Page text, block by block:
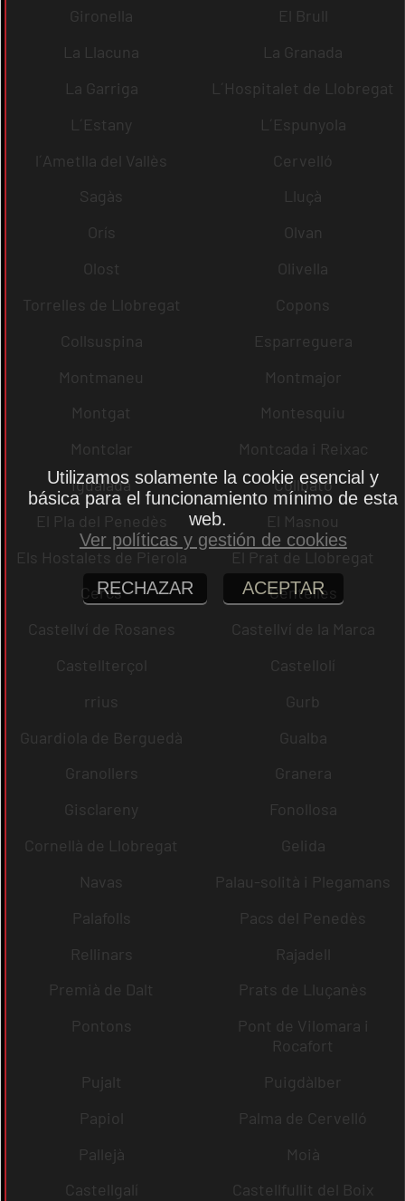
Gironella
El Brull
La Llacuna
La Granada
La Garriga
L´Hospitalet de Llobregat
L´Estany
L´Espunyola
l´Ametlla del Vallès
Cervelló
Sagàs
Lluçà
Orís
Olvan
Olost
Olivella
Torrelles de Llobregat
Copons
Collsuspina
Esparreguera
Montmaneu
Montmajor
Montgat
Montesquiu
Montclar
Montcada i Reixac
Igualada
Collbató
El Pla del Penedès
El Masnou
Els Hostalets de Pierola
El Prat de Llobregat
Cercs
Centelles
Castellví de Rosanes
Castellví de la Marca
Castellterçol
Castellolí
rrius
Gurb
Guardiola de Berguedà
Gualba
Granollers
Granera
Gisclareny
Fonollosa
Cornellà de Llobregat
Gelida
Navas
Palau-solità i Plegamans
Palafolls
Pacs del Penedès
Rellinars
Rajadell
Premià de Dalt
Prats de Lluçanès
Pontons
Pont de Vilomara i
Rocafort
Pujalt
Puigdàlber
Papiol
Palma de Cervelló
Pallejà
Moià
Castellgalí
Castellfullit del Boix
Utilizamos solamente la cookie esencial y
básica para el funcionamiento mínimo de esta
web.
Ver políticas y gestión de cookies
RECHAZAR ACEPTAR